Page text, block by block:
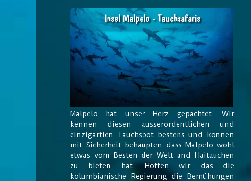
Insel Malpelo - Tauchsafaris
Malpelo hat unser Herz gepachtet. Wir
kennen diesen ausserordentlichen und
einzigartien Tauchspot bestens und können
mit Sicherheit behaupten dass Malpelo wohl
etwas vom Besten der Welt and Haitauchen
zu bieten hat. Hoffen wir das die
kolumbianische Regierung die Bemühungen